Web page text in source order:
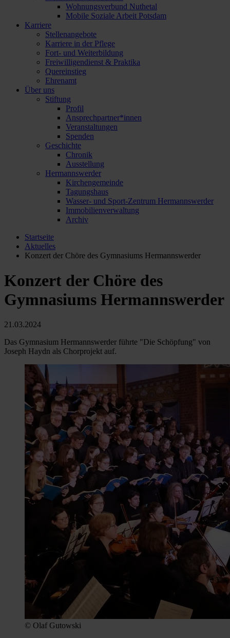
Wohnungsverbund Nuthetal
Mobile Soziale Arbeit Potsdam
Karriere
Stellenangebote
Karriere in der Pflege
Fort- und Weiterbildung
Freiwilligendienst & Praktika
Quereinstieg
Ehrenamt
Über uns
Stiftung
Profil
Ansprechpartner*innen
Veranstaltungen
Spenden
Geschichte
Chronik
Ausstellung
Hermannswerder
Kirchengemeinde
Tagungshaus
Wasser- und Sport-Zentrum Hermannswerder
Immobilienverwaltung
Archiv
Startseite
Aktuelles
Konzert der Chöre des Gymnasiums Hermannswerder
Konzert der Chöre des
Gymnasiums Hermannswerder
21.03.2024
Das Gymnasium Hermannswerder führte "Die Schöpfung" von
Joseph Haydn als Chorprojekt auf.
© Olaf Gutowski